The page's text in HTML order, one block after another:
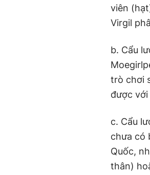
viên
Virgil
b. Cẩu
trò chơi
được
c. Cẩu
chưa có
Quốc,
thân)